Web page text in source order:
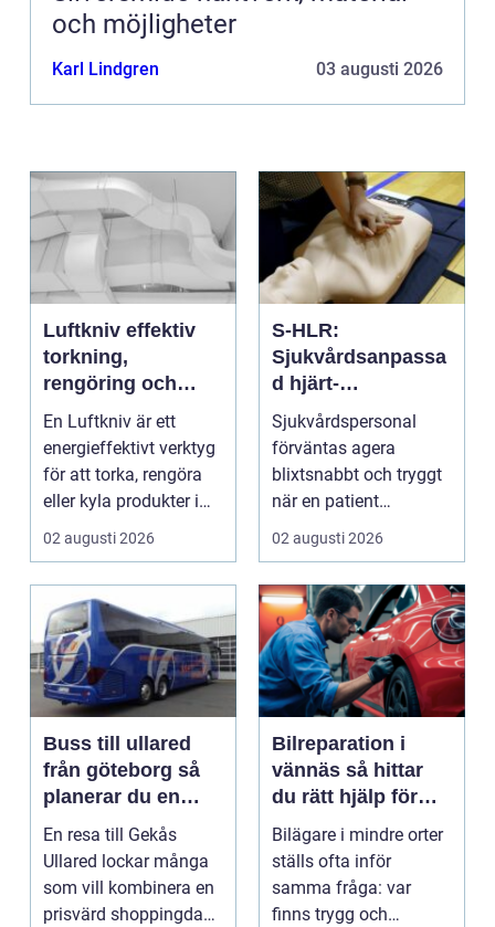
och möjligheter
Karl Lindgren 03 augusti 2026
Luftkniv effektiv
torkning,
rengöring och
kylning i modern
industri
En Luftkniv är ett
energieffektivt verktyg
för att torka, rengöra
eller kyla produkter i
rörelse. Te...
02 augusti 2026
S-HLR:
Sjukvårdsanpassa
d hjärt-
lungräddning som
räddar liv
Sjukvårdspersonal
förväntas agera
blixtsnabbt och tryggt
när en patient
drabbas...
02 augusti 2026
Buss till ullared
från göteborg så
planerar du en
smidig
shoppingdag
En resa till Gekås
Ullared lockar många
som vill kombinera en
prisvärd shoppingdag
Bilreparation i
vännäs så hittar
du rätt hjälp för
din bil
Bilägare i mindre orter
ställs ofta inför
samma fråga: var
finns trygg och